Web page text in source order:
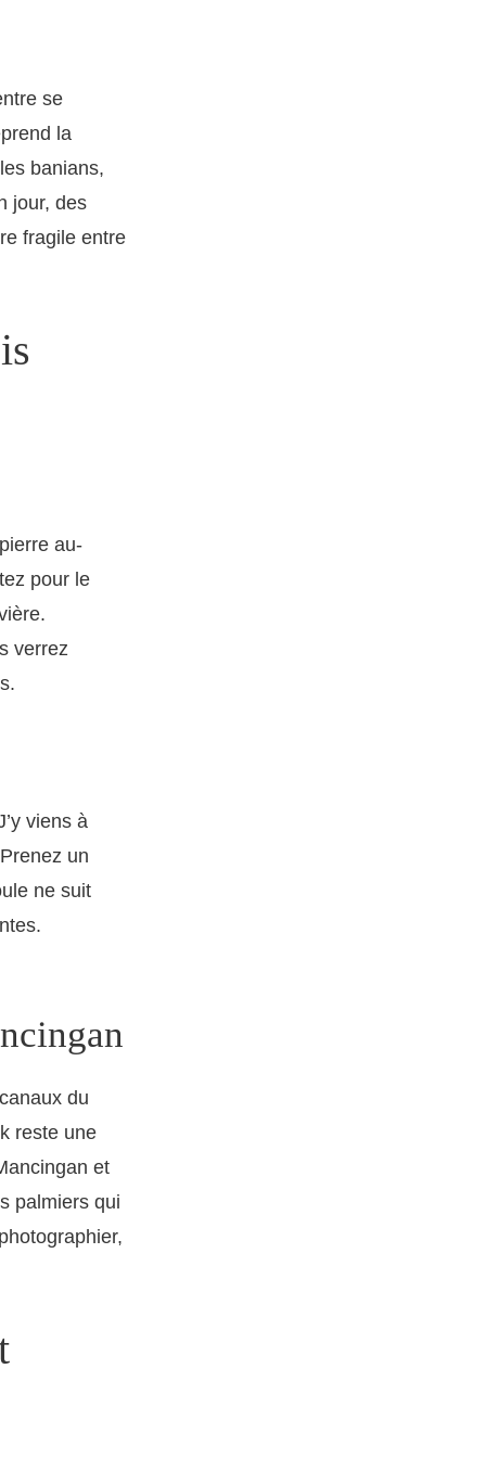
se
la
banians,
jour, des
fragile entre
au-
pour le
verrez
viens à
un
ne suit
du
reste une
et
palmiers qui